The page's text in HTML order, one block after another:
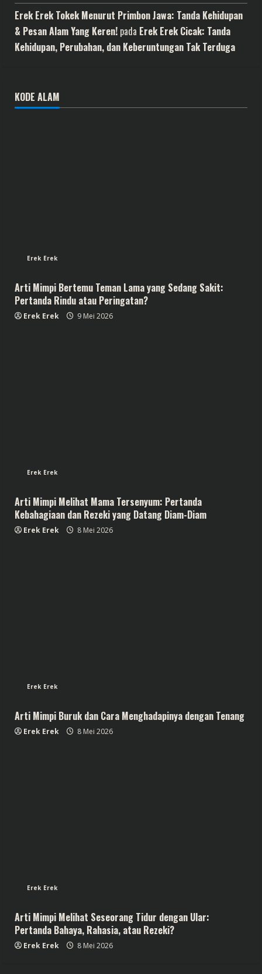
Erek Erek Tokek Menurut Primbon Jawa: Tanda Kehidupan
& Pesan Alam Yang Keren! pada Erek Erek Cicak: Tanda
Kehidupan, Perubahan, dan Keberuntungan Tak Terduga
KODE ALAM
Erek Erek
Arti Mimpi Bertemu Teman Lama yang Sedang Sakit:
Pertanda Rindu atau Peringatan?
Erek Erek 9 Mei 2026
Erek Erek
Arti Mimpi Melihat Mama Tersenyum: Pertanda
Kebahagiaan dan Rezeki yang Datang Diam-Diam
Erek Erek 8 Mei 2026
Erek Erek
Arti Mimpi Buruk dan Cara Menghadapinya dengan Tenang
Erek Erek 8 Mei 2026
Erek Erek
Arti Mimpi Melihat Seseorang Tidur dengan Ular:
Pertanda Bahaya, Rahasia, atau Rezeki?
Erek Erek 8 Mei 2026